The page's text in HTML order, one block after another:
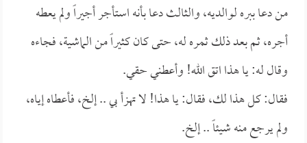
من دعا ببره لوالديه، والثالث دعا بأنه استأجر أجيراً ولم يعطه
أجره، ثم بعد ذلك ثمره له، حتى كان كثيراً من الماشية، فجاءه
وقال له: يا هذا اتق الله! وأعطني حقي.
فقال: كل هذا لك، فقال: يا هذا! لا تهزأ بي .. إلخ، فأعطاه إياه،
ولم يرجع منه شيئاً .. إلخ.